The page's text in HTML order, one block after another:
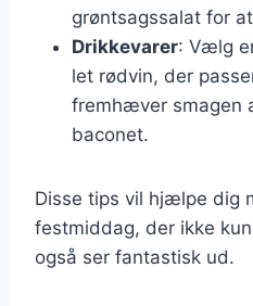
grøntsagssalat for
Drikkevarer: Vælg
let rødvin, der
fremhæver smagen
baconet.
Disse tips vil hjælpe dig
festmiddag, der ikke
også ser fantastisk ud.